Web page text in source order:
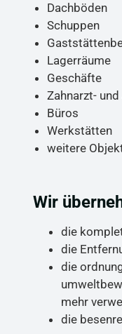
Dachböden
Schuppen
Lagerräume
Geschäfte
Zahnarzt-
Büros
Werkstätten
weitere
Wir
die
die
die
mehr
die